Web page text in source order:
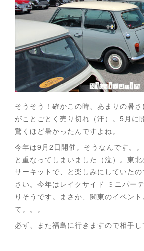
そうそう！確かこの時、あまりの暑
がことごとく売り切れ（汗）。5月に
驚くほど暑かったんですよね。
今年は9月2日開催。そうなんです。
と重なってしまいました（泣）。東
サーキットで、と楽しみにしていた
さい。今年はレイクサイド ミニパー
りそうです。まさか、関東のイベント
て。。。
必ず、また福島に行きますので相手し